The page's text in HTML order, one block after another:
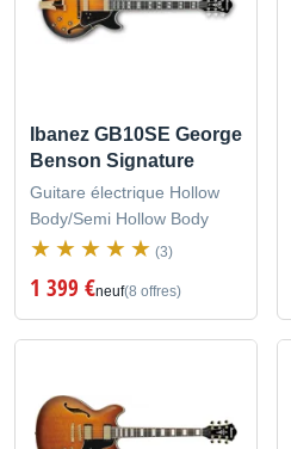
Ibanez GB10SE George
Benson Signature
Guitare électrique Hollow
Body/Semi Hollow Body
(3)
1 399 €neuf(8 offres)